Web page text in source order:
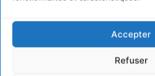
Accepter
Refuser
indispensable pour émettre les
électromagnétiques des
wifi, ainsi que pour la